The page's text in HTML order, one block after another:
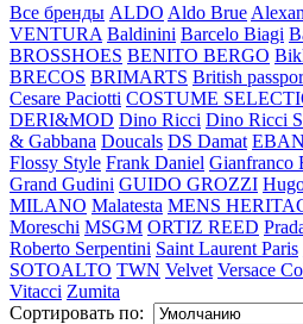
Все бренды ALDO Aldo Brue
VENTURA Baldinini Barcelo Biagi
BROSSHOES BENITO BERGO
BRECOS BRIMARTS British
Cesare Paciotti COSTUME
DERI&MOD Dino Ricci Dino Ricci
& Gabbana Doucals DS Damat
Flossy Style Frank Daniel Gianfranco
Grand Gudini GUIDO GROZZI
MILANO Malatesta MENS
Moreschi MSGM ORTIZ REED
Roberto Serpentini Saint Laurent Paris
SOTOALTO TWN Velvet Versace
Vitacci Zumita
Сортировать по: